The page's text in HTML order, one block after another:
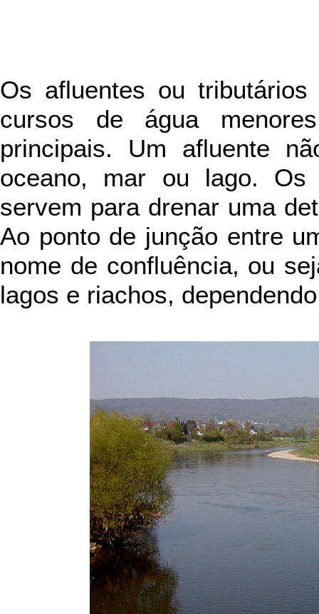
Os afluentes ou
cursos de água
principais. Um afluente
oceano, mar ou lago.
servem para drenar uma
Ao ponto de junção entre
nome de confluência, ou
lagos e riachos,